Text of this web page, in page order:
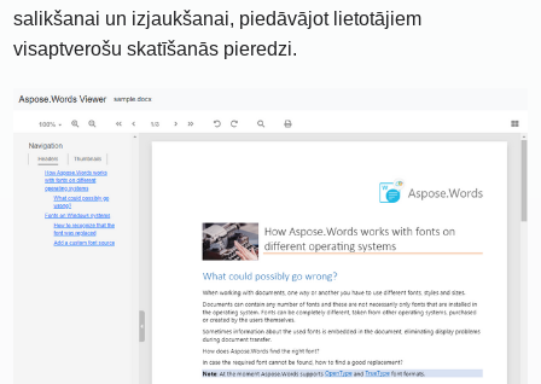
salikšanai un izjaukšanai, piedāvājot lietotājiem
visaptverošu skatīšanās pieredzi.